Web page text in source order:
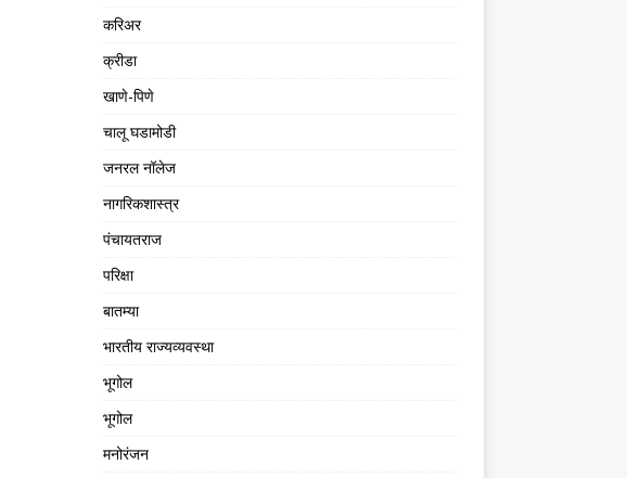
करिअर
क्रीडा
खाणे-पिणे
चालू घडामोडी
जनरल नॉलेज
नागरिकशास्त्र
पंचायतराज
परिक्षा
बातम्या
भारतीय राज्यव्यवस्था
भूगोल
भूगोल
मनोरंजन